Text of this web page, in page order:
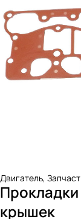
Двигатель,
крышек